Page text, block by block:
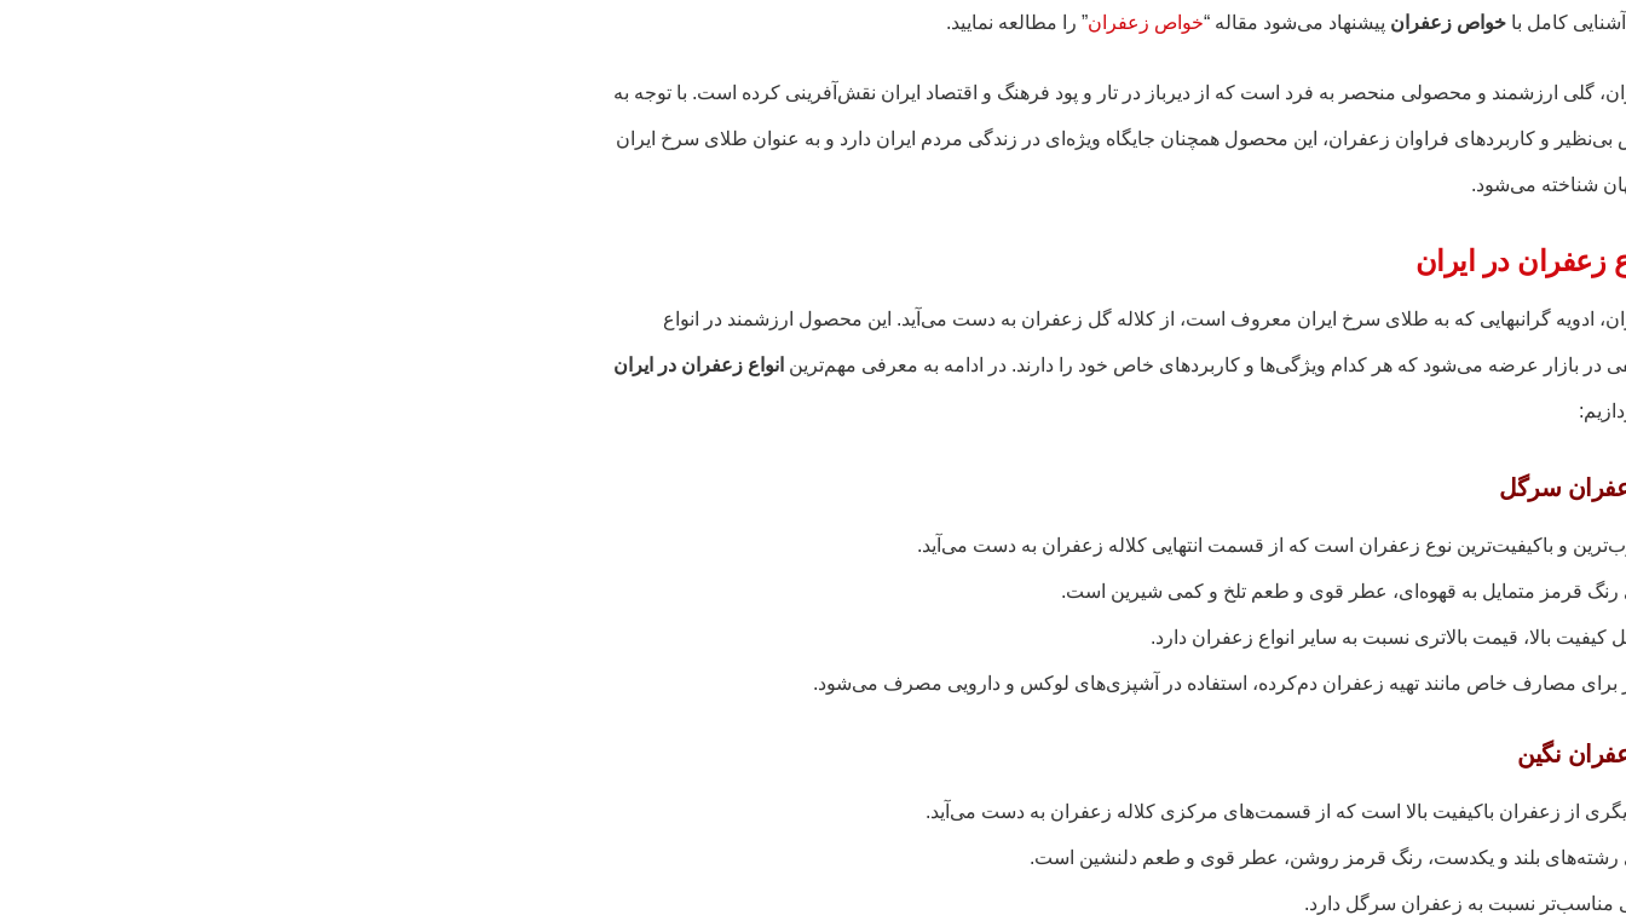
کامل با خواص زعفران پیشنهاد می‌شود مقاله “خواص زعفران” را مطالعه نمایید.
گلی ارزشمند و محصولی منحصر به فرد است که از دیرباز در تار و پود فرهنگ و اقتصاد ایران نقش‌آفرینی کرده است. با توجه به
و کاربردهای فراوان زعفران، این محصول همچنان جایگاه ویژه‌ای در زندگی مردم ایران دارد و به عنوان طلای سرخ ایران
شناخته می‌شود.
زعفران در ایران
ادویه گرانبهایی که به طلای سرخ ایران معروف است، از کلاله گل زعفران به دست می‌آید. این محصول ارزشمند در انواع
در بازار عرضه می‌شود که هر کدام ویژگی‌ها و کاربردهای خاص خود را دارند. در ادامه به معرفی مهم‌ترین انواع زعفران در ایران
و باکیفیت‌ترین نوع زعفران است که از قسمت انتهایی کلاله زعفران به دست می‌آید.
رنگ قرمز متمایل به قهوه‌ای، عطر قوی و طعم تلخ و کمی شیرین است.
کیفیت بالا، قیمت بالاتری نسبت به سایر انواع زعفران دارد.
برای مصارف خاص مانند تهیه زعفران دم‌کرده، استفاده در آشپزی‌های لوکس و دارویی مصرف می‌شود.
از زعفران باکیفیت بالا است که از قسمت‌های مرکزی کلاله زعفران به دست می‌آید.
رشته‌های بلند و یکدست، رنگ قرمز روشن، عطر قوی و طعم دلنشین است.
مناسب‌تر نسبت به زعفران سرگل دارد.